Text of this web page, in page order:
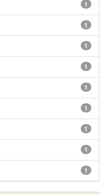
1
1
1
1
1
1
1
1
1